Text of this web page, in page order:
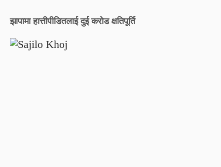
झापामा हात्तीपीडितलाई दुई करोड क्षतिपूर्ति